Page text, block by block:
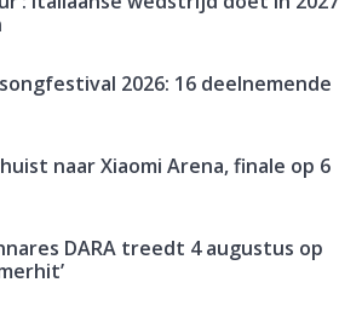
2026: 16 deelnemende
naar Xiaomi Arena, finale op 6
DARA treedt 4 augustus op